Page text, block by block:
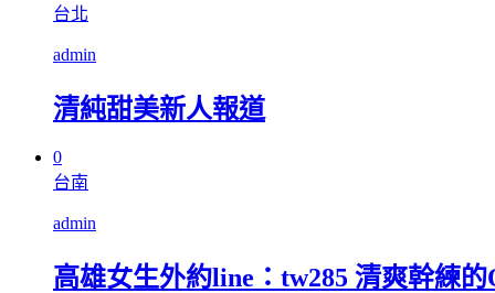
台北
admin
清純甜美新人報道
0
台南
admin
高雄女生外約line：tw285 清爽幹練